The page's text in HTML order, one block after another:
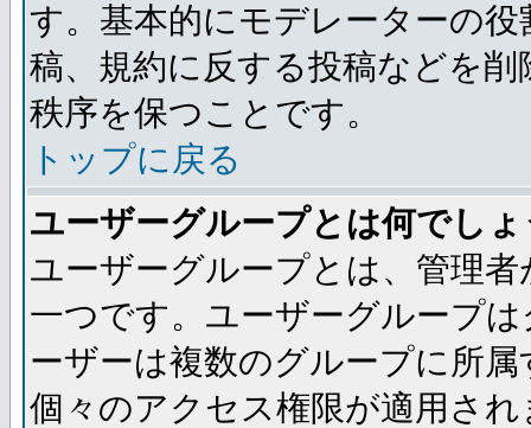
す。基本的にモデレーターの
稿、規約に反する投稿などを
秩序を保つことです。
トップに戻る
ユーザーグループとは何でし
ユーザーグループとは、管理
一つです。ユーザーグループ
ーザーは複数のグループに所
個々のアクセス権限が適用さ